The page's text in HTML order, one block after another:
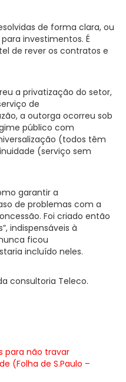
de forma clara, ou
investimentos. É
de rever os contratos e
a privatização do setor,
de
a outorga ocorreu sob
público com
(todos têm
(serviço sem
garantir a
de problemas com a
Foi criado então
indispensáveis à
ficou
incluído neles.
consultoria Teleco.
para não travar
(Folha de S.Paulo –